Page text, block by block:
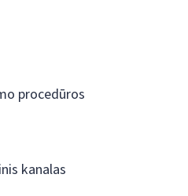
procedūros
kanalas